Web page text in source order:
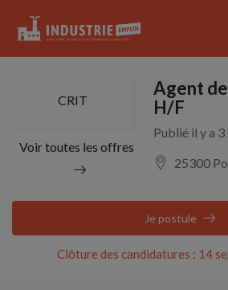
CRIT
Voir toutes les offres
Agent
H/F
Publié il y a
25300
Clôture des candidatures : 14
Je postule